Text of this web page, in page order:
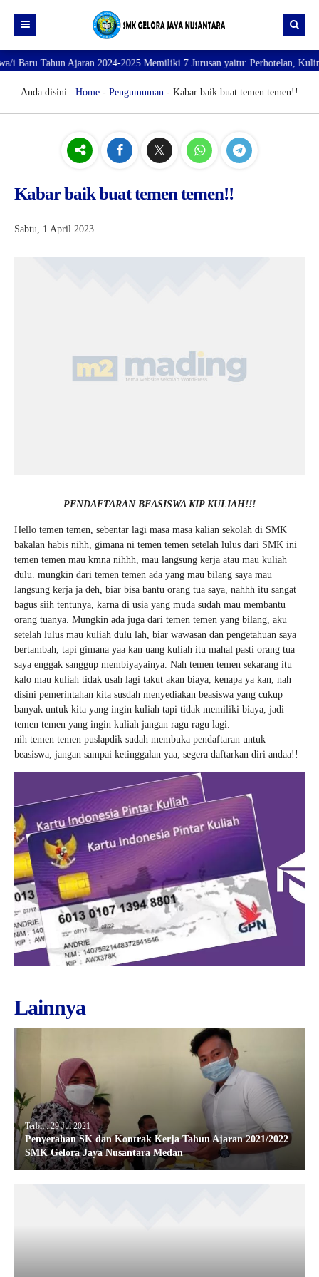
Beranda
Profil
PROFILE SEKOLAH
VISI dan MISI
SARANA PRASARANA
Direktori
DATA SISWA
Tahun Ajaran 2024-2025 Memiliki 7 Jurusan yaitu: Perhotelan, Kuliner,
Anda disini : Home - Pengumuman - Kabar baik buat temen temen!!
Kabar baik buat temen temen!!
Sabtu, 1 April 2023
PENDAFTARAN BEASISWA KIP KULIAH!!!
Hello temen temen, sebentar lagi masa masa kalian sekolah di SMK
bakalan habis nihh, gimana ni temen temen setelah lulus dari SMK ini
temen temen mau kmna nihhh, mau langsung kerja atau mau kuliah
dulu. mungkin dari temen temen ada yang mau bilang saya mau
langsung kerja ja deh, biar bisa bantu orang tua saya, nahhh itu sangat
bagus siih tentunya, karna di usia yang muda sudah mau membantu
orang tuanya. Mungkin ada juga dari temen temen yang bilang, aku
setelah lulus mau kuliah dulu lah, biar wawasan dan pengetahuan saya
bertambah, tapi gimana yaa kan uang kuliah itu mahal pasti orang tua
saya enggak sanggup membiyayainya. Nah temen temen sekarang itu
kalo mau kuliah tidak usah lagi takut akan biaya, kenapa ya kan, nah
disini pemerintahan kita susdah menyediakan beasiswa yang cukup
banyak untuk kita yang ingin kuliah tapi tidak memiliki biaya, jadi
temen temen yang ingin kuliah jangan ragu ragu lagi.
nih temen temen puslapdik sudah membuka pendaftaran untuk
beasiswa, jangan sampai ketinggalan yaa, segera daftarkan diri andaa!!
Lainnya
Terbit : 29 Jul 2021
Penyerahan SK dan Kontrak Kerja Tahun Ajaran 2021/2022
SMK Gelora Jaya Nusantara Medan